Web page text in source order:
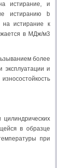
истирание, и
истиранию b
на истирание к
в МДж/м3
более
эксплуатации и
в образце
при